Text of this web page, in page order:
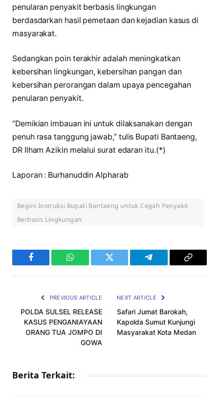
penularan penyakit berbasis lingkungan
berdasdarkan hasil pemetaan dan kejadian kasus di
masyarakat.
Sedangkan poin terakhir adalah meningkatkan
kebersihan lingkungan, kebersihan pangan dan
kebersihan perorangan dalam upaya pencegahan
penularan penyakit.
“Demikian imbauan ini untuk dilaksanakan dengan
penuh rasa tanggung jawab,” tulis Bupati Bantaeng,
DR Ilham Azikin melalui surat edaran itu.(*)
Laporan : Burhanuddin Alpharab
Begini Instruksi Bupati Bantaeng untuk Cegah Penyakit
Berbasis Lingkungan
Facebook WhatsAppTwitter Telegram
Copy
PREVIOUS ARTICLE
POLDA SULSEL RELEASE
KASUS PENGANIAYAAN
ORANG TUA JOMPO DI
GOWA
NEXT ARTICLE
Safari Jumat Barokah,
Kapolda Sumut Kunjungi
Masyarakat Kota Medan
Berita Terkait: